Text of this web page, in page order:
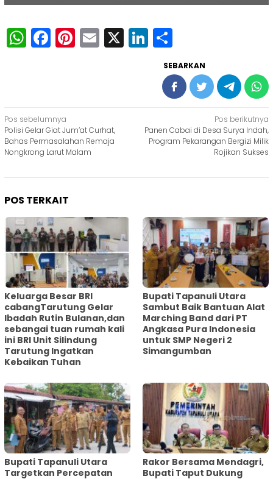
WhatsApp
Facebook
Pinterest
Email
X LinkedIn
SEBARKAN
Navigasi
pos
Pos sebelumnya
Polisi Gelar Giat Jum’at Curhat,
Bahas Permasalahan Remaja
Nongkrong Larut Malam
Pos berikutnya
Panen Cabai di Desa Surya Indah,
Program Pekarangan Bergizi Milik
Rojikan Sukses
POS TERKAIT
Keluarga Besar BRI
cabangTarutung Gelar
Ibadah Rutin Bulanan,dan
sebangai tuan rumah kali
ini BRI Unit Silindung
Tarutung Ingatkan
Kebaikan Tuhan
Bupati Tapanuli Utara
Sambut Baik Bantuan Alat
Marching Band dari PT
Angkasa Pura Indonesia
untuk SMP Negeri 2
Simangumban
‎Bupati Tapanuli Utara
Targetkan Percepatan
Rakor Bersama Mendagri,
Bupati Taput Dukung